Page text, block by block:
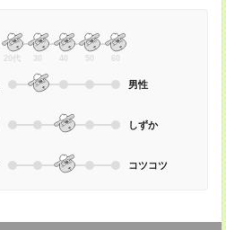
20代 30 40 50 60
男性
しずか
コツコツ